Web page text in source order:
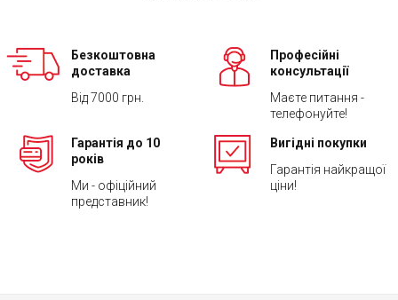
Безкоштовна
доставка
Від 7000 грн.
Професійні
консультації
Маєте питання -
телефонуйте!
Гарантія до 10
років
Ми - офіційний
представник!
Вигідні покупки
Гарантія найкращої
ціни!